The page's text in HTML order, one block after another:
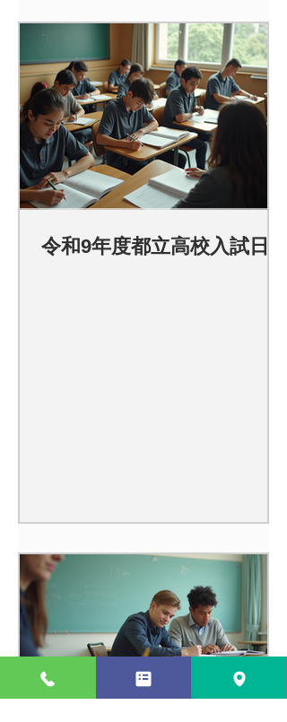
令和9年度都立高校入試日程